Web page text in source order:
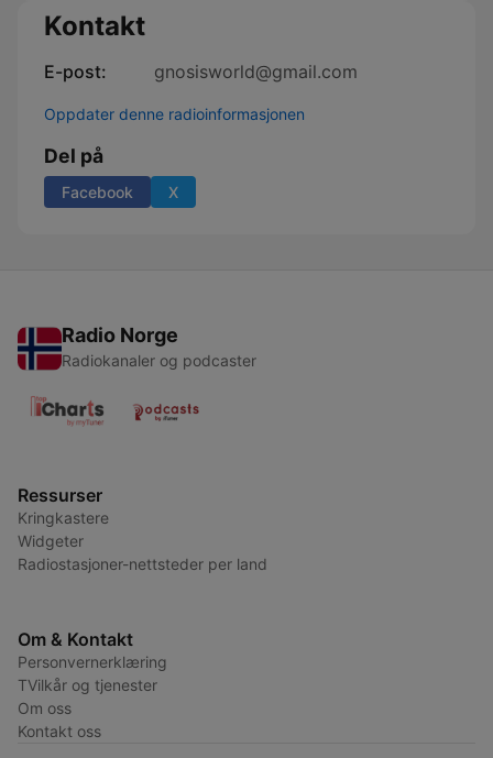
Kontakt
E-post: gnosisworld@gmail.com
Oppdater denne radioinformasjonen
Del på
Facebook X
Radio Norge
Radiokanaler og podcaster
Ressurser
Kringkastere
Widgeter
Radiostasjoner-nettsteder per land
Om & Kontakt
Personvernerklæring
TVilkår og tjenester
Om oss
Kontakt oss